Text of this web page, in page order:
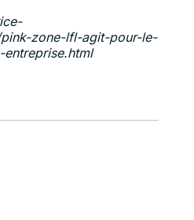
zone-lfl-agit-pour-le-